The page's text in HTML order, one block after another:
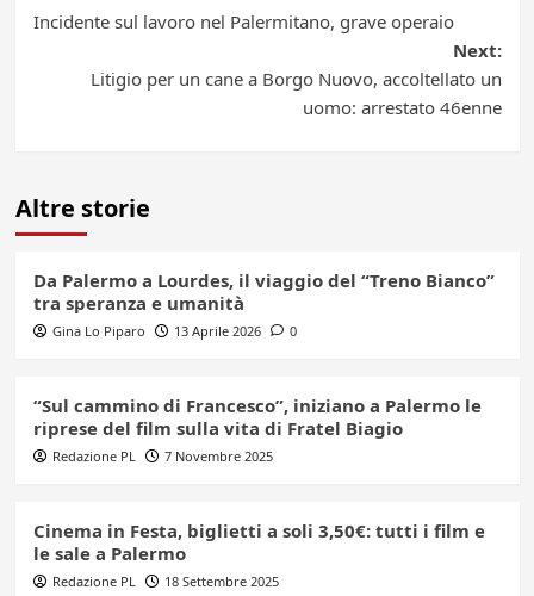
Incidente sul lavoro nel Palermitano, grave operaio
Next:
Litigio per un cane a Borgo Nuovo, accoltellato un
uomo: arrestato 46enne
Altre storie
Da Palermo a Lourdes, il viaggio del “Treno Bianco”
tra speranza e umanità
Gina Lo Piparo 13 Aprile 2026 0
“Sul cammino di Francesco”, iniziano a Palermo le
riprese del film sulla vita di Fratel Biagio
Redazione PL 7 Novembre 2025
Cinema in Festa, biglietti a soli 3,50€: tutti i film e
le sale a Palermo
Redazione PL 18 Settembre 2025